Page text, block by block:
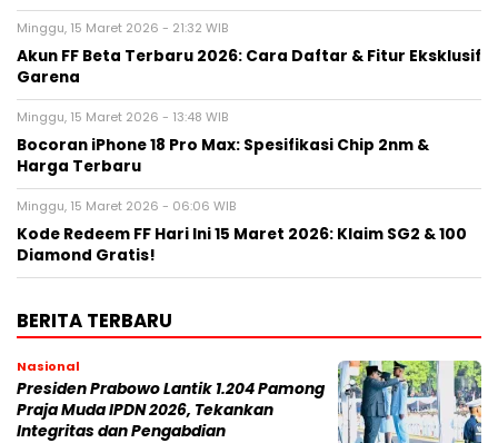
Minggu, 15 Maret 2026 - 21:32 WIB
Akun FF Beta Terbaru 2026: Cara Daftar & Fitur Eksklusif
Garena
Minggu, 15 Maret 2026 - 13:48 WIB
Bocoran iPhone 18 Pro Max: Spesifikasi Chip 2nm &
Harga Terbaru
Minggu, 15 Maret 2026 - 06:06 WIB
Kode Redeem FF Hari Ini 15 Maret 2026: Klaim SG2 & 100
Diamond Gratis!
BERITA TERBARU
Nasional
Presiden Prabowo Lantik 1.204 Pamong
Praja Muda IPDN 2026, Tekankan
Integritas dan Pengabdian